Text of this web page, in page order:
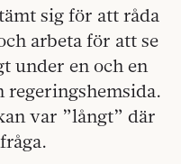
sig för att råda
arbeta för att se
under en och en
regeringshemsida.
var ”långt” där